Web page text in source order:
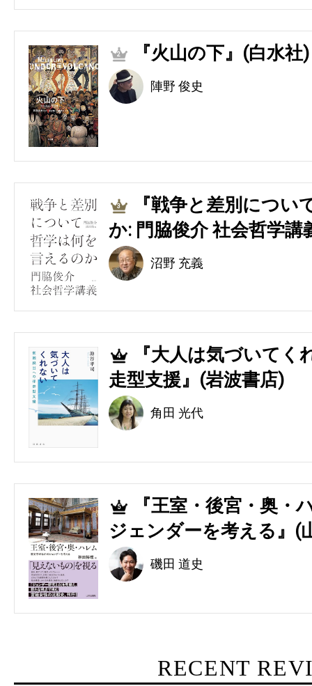
2 『火山の下』(白水社)
陣野 俊史
3
『戦争と差別につ
か: 門脇俊介 社会哲学講
沼野 充義
4
『大人は気づいてく
走型支援』(岩波書店)
角田 光代
5
『王室・後宮・奥・
ジェンダーを考える』(
磯田 道史
RECENT